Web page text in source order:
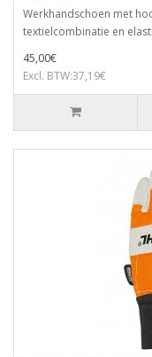
Werkhandschoen met
textielcombinatie en
45,00€
Excl. BTW:37,19€